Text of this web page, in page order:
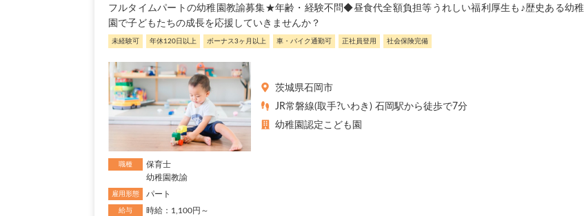
フルタイムパートの幼稚園教諭募集★年齢・経験不問◆昼食代全額負担等うれしい福利厚生も♪歴史ある幼稚
園で子どもたちの成長を応援していきませんか？
未経験可 年休120日以上 ボーナス3ヶ月以上 車・バイク通勤可 正社員登用 社会保険完備
茨城県石岡市
JR常磐線(取手?いわき) 石岡駅から徒歩で7分
幼稚園認定こども園
職種
保育士
幼稚園教諭
雇用形態 パート
給与 時給：1,100円～